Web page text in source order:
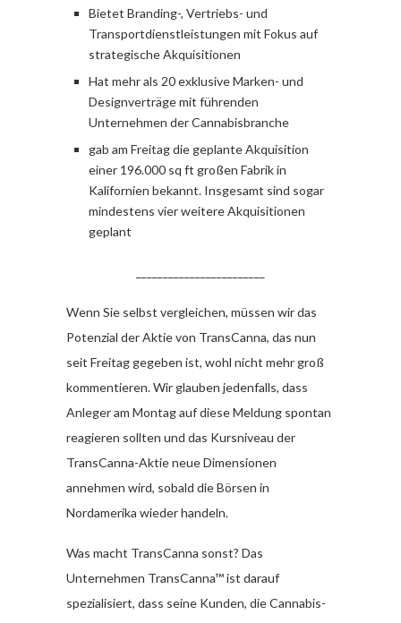
Bietet Branding-, Vertriebs- und
Transportdienstleistungen mit Fokus auf
strategische Akquisitionen
Hat mehr als 20 exklusive Marken- und
Designverträge mit führenden
Unternehmen der Cannabisbranche
gab am Freitag die geplante Akquisition
einer 196.000 sq ft großen Fabrik in
Kalifornien bekannt. Insgesamt sind sogar
mindestens vier weitere Akquisitionen
geplant
Wenn Sie selbst vergleichen, müssen wir das
Potenzial der Aktie von TransCanna, das nun
seit Freitag gegeben ist, wohl nicht mehr groß
kommentieren. Wir glauben jedenfalls, dass
Anleger am Montag auf diese Meldung spontan
reagieren sollten und das Kursniveau der
TransCanna-Aktie neue Dimensionen
annehmen wird, sobald die Börsen in
Nordamerika wieder handeln.
Was macht TransCanna sonst? Das
Unternehmen TransCanna™ ist darauf
spezialisiert, dass seine Kunden, die Cannabis-